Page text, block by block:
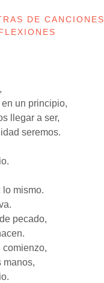
DE CANCIONES
un principio,
llegar a ser,
seremos.
lo mismo.
pecado,
comienzo,
manos,